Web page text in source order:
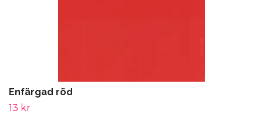
Enfärgad röd
13 kr